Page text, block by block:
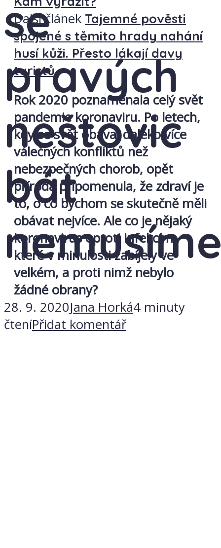
se
pravých
neštovic
bát
28. 9. 2020Jana Horká4 minuty
čteníPřidat komentář
Další článek Tajemné pověsti
spojené s těmito hrady nahání
husí kůži. Přesto lákají davy
turistů
Rok 2020 poznamenala celý svět
pandemie koronaviru. Po letech,
kdy se svět obával daleko více
válečných konfliktů než
nebezpečných chorob, opět
příroda připomenula, že zdraví je
to, o co bychom se skutečně měli
obávat nejvíce. Ale co je nějaký
koronavirus oproti infekcím,
které v minulosti zabíjely ve
velkém, a proti nimž nebylo
žádné obrany?